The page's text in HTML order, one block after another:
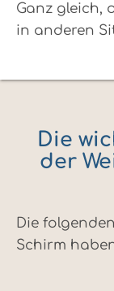
Ganz gleich,
in anderen
Die
der
Die
Schirm